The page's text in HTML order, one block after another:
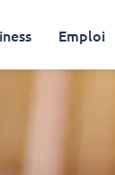
Emploi